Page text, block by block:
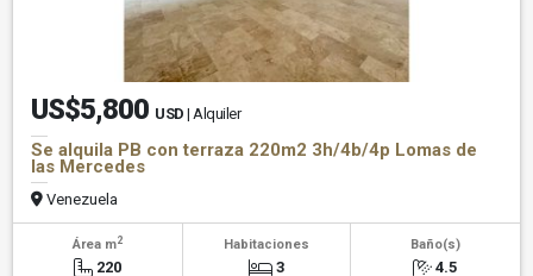
US$5,800 USD | Alquiler
Se alquila PB con terraza 220m2 3h/4b/4p Lomas de
las Mercedes
Venezuela
Área m2
220
Habitaciones
3
Baño(s)
4.5